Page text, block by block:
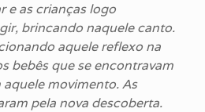
e as crianças logo
brincando naquele canto.
aquele reflexo na
bebês que se encontravam
movimento. As
pela nova descoberta.